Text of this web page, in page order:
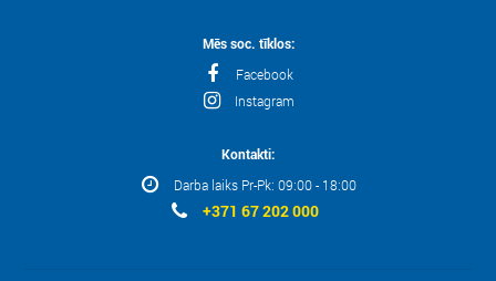
Mēs soc. tīklos:
Facebook
Instagram
Kontakti:
Darba laiks Pr-Pk: 09:00 - 18:00
+371 67 202 000